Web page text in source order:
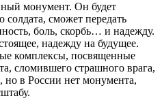
монумент. Он будет
сможет передать
боль, скорбь… и надежду.
надежду на будущее.
комплексы, посвященные
сломившего страшного врага,
но в России нет монумента,